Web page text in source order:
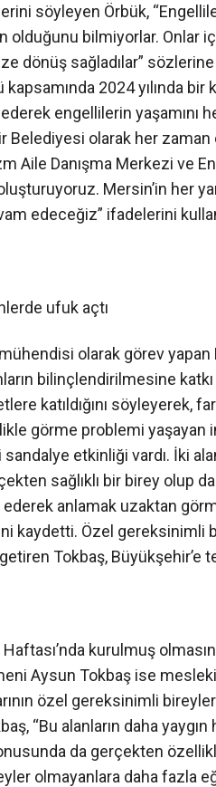
söyleyen Örbük,
olduğunu bilmiyorlar. Onlar
dönüş sağladılar”
kapsamında 2024 yılında
engellilerin yaşamını
Belediyesi olarak her zaman
Aile Danışma Merkezi ve
Mersin’in her
edeceğiz” ifadelerini
ufuk açtı
olarak görev yapan
bilinçlendirilmesine
katıldığını söyleyerek,
görme problemi yaşayan
etkinliği vardı. İki
sağlıklı bir birey olup
anlamak uzaktan
kaydetti. Özel gereksinimli
getiren Tokbaş,
kurulmuş
Aysun Tokbaş ise
özel gereksinimli bireyler
“Bu alanların daha yaygın
da gerçekten
olmayanlara daha fazla